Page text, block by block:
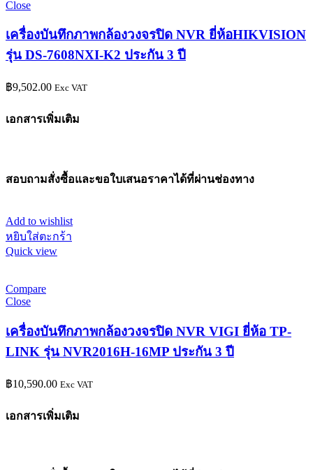
Close
เครื่องบันทึกภาพกล้องวงจรปิด NVR ยี่ห้อHIKVISION
รุ่น DS-7608NXI-K2 ประกัน 3 ปี
฿9,502.00 Exc VAT
เอกสารเพิ่มเติม
สอบถามสั่งซื้อและขอใบเสนอราคาได้ที่ผ่านช่องทาง
Add to wishlist
หยิบใส่ตะกร้า
Quick view
Compare
Close
เครื่องบันทึกภาพกล้องวงจรปิด NVR VIGI ยี่ห้อ TP-
LINK รุ่น NVR2016H-16MP ประกัน 3 ปี
฿10,590.00 Exc VAT
เอกสารเพิ่มเติม